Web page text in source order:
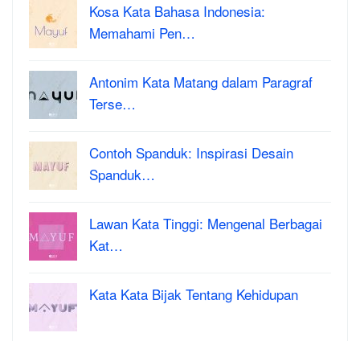
Kosa Kata Bahasa Indonesia:
Memahami Pen…
Antonim Kata Matang dalam Paragraf
Terse…
Contoh Spanduk: Inspirasi Desain
Spanduk…
Lawan Kata Tinggi: Mengenal Berbagai
Kat…
Kata Kata Bijak Tentang Kehidupan